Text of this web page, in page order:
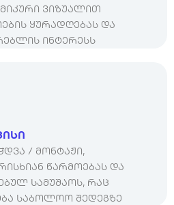
ვიზუალით
ყურადღებას და
ინტერესს
/ მონტაჟი,
წარმოებას და
სამუშაოს, რაც
საბოლოო შედეგზე